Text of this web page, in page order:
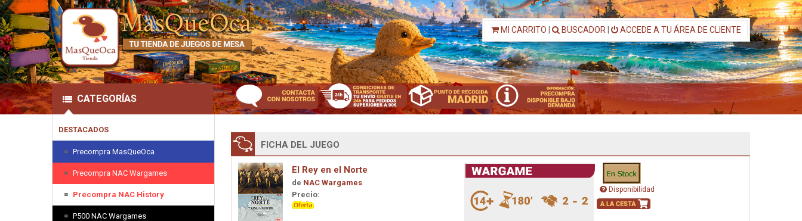
MI CARRITO BUSCADOR ACCEDE A TU ÁREA DE CLIENTE
CATEGORÍAS
DESTACADOS
Precompra MasQueOca
Precompra NAC Wargames
Precompra NAC History
P500 NAC Wargames
FICHA DEL JUEGO
El Rey en el Norte
de NAC Wargames
Precio:
Disponibilidad